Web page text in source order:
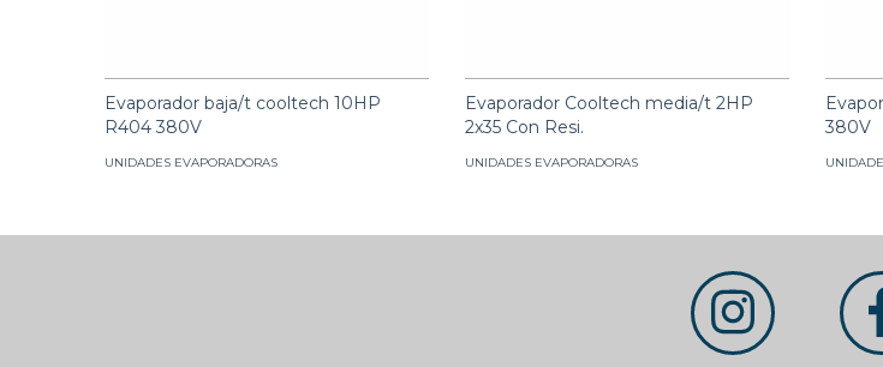
Evaporador baja/t cooltech 10HP
R404 380V
UNIDADES EVAPORADORAS
Evaporador Cooltech media/t 2HP
2x35 Con Resi.
UNIDADES EVAPORADORAS
380V